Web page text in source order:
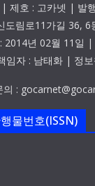
제호 : 고카넷 | 발
도림로11가길 36, 6
2014년 02월 11일
임자 : 남태화 | 정
의 :
물번호(ISSN)